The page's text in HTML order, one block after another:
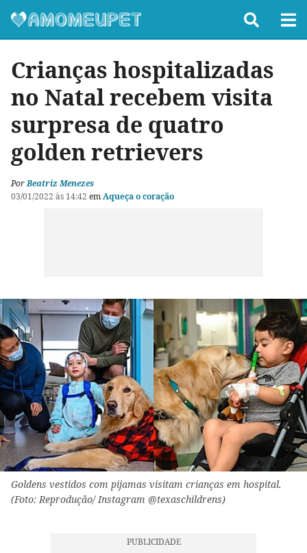
Crianças hospitalizadas
no Natal recebem visita
surpresa de quatro
golden retrievers
PorBeatriz Menezes
03/01/2022 às 14:42 emAqueça o coração
Goldens vestidos com pijamas visitam crianças em hospital.
(Foto: Reprodução/ Instagram @texaschildrens)